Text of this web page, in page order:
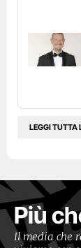
LEGGI TUTTA
Più
Il media che